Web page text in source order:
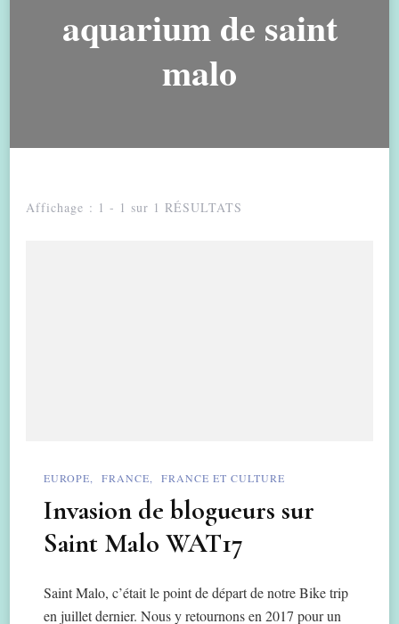
aquarium de saint
malo
Affichage : 1 - 1 sur 1 RÉSULTATS
EUROPE FRANCE FRANCE ET CULTURE
Invasion de blogueurs sur
Saint Malo WAT17
Saint Malo, c’était le point de départ de notre Bike trip
en juillet dernier. Nous y retournons en 2017 pour un